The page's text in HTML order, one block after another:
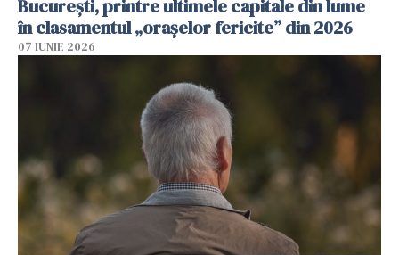
București, printre ultimele capitale din lume
în clasamentul „orașelor fericite” din 2026
07 IUNIE 2026